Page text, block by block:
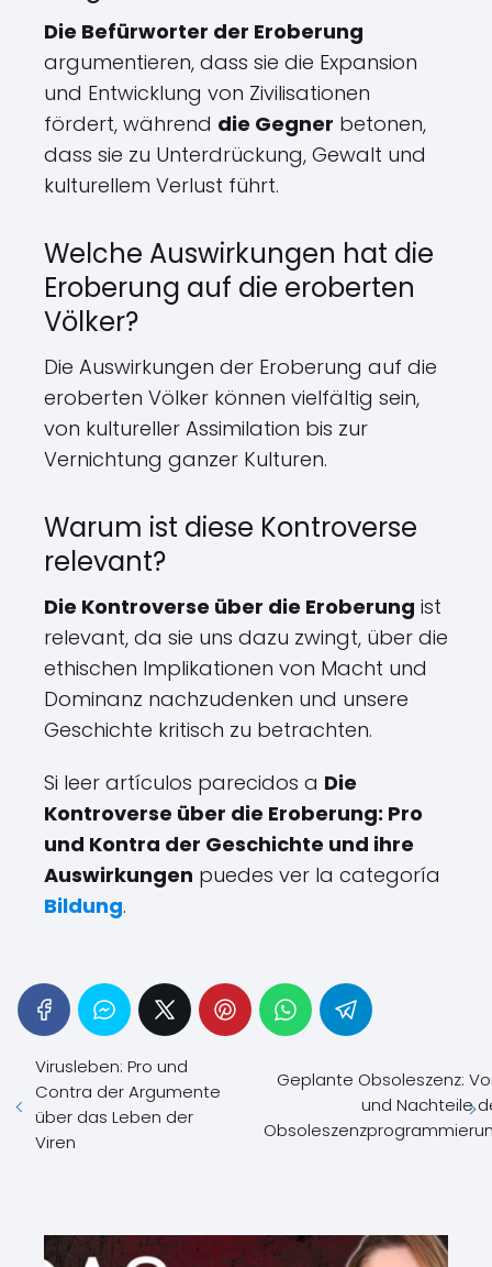
Die Befürworter der Eroberung
argumentieren, dass sie die Expansion
und Entwicklung von Zivilisationen
fördert, während die Gegner betonen,
dass sie zu Unterdrückung, Gewalt und
kulturellem Verlust führt.
Welche Auswirkungen hat die
Eroberung auf die eroberten
Völker?
Die Auswirkungen der Eroberung auf die
eroberten Völker können vielfältig sein,
von kultureller Assimilation bis zur
Vernichtung ganzer Kulturen.
Warum ist diese Kontroverse
relevant?
Die Kontroverse über die Eroberung ist
relevant, da sie uns dazu zwingt, über die
ethischen Implikationen von Macht und
Dominanz nachzudenken und unsere
Geschichte kritisch zu betrachten.
Si leer artículos parecidos a Die
Kontroverse über die Eroberung: Pro
und Kontra der Geschichte und ihre
Auswirkungen puedes ver la categoría
Bildung.
Virusleben: Pro und
Contra der Argumente
über das Leben der
Viren
Geplante Obsoleszenz:
und Nachteile